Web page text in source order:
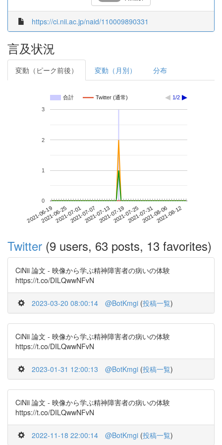
https://ci.nii.ac.jp/naid/110009890331
言及状況
変動（ピーク前後） 変動（月別） 分布
合計 Twitter (通常) 1/2
2021-06-192021-06-252021-07-012021-07-072021-07-132021-07-192021-07-252021-07-312021-08-062021-08-12
0
1
2
3
Twitter (9 users, 63 posts, 13 favorites)
CiNii 論文 - 映像から学ぶ精神障害者の病いの体験
https://t.co/DILQwwNFvN
2023-03-20 08:00:14 @BotKmgi (投稿一覧)
CiNii 論文 - 映像から学ぶ精神障害者の病いの体験
https://t.co/DILQwwNFvN
2023-01-31 12:00:13 @BotKmgi (投稿一覧)
CiNii 論文 - 映像から学ぶ精神障害者の病いの体験
https://t.co/DILQwwNFvN
2022-11-18 22:00:14 @BotKmgi (投稿一覧)